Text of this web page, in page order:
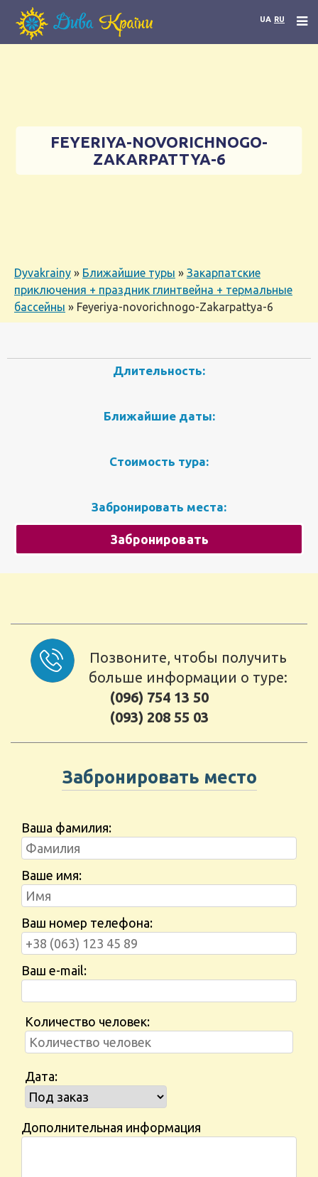
UA RU
FEYERIYA-NOVORICHNOGO-
ZAKARPATTYA-6
Dyvakrainy » Ближайшие туры » Закарпатские
приключения + праздник глинтвейна + термальные
бассейны » Feyeriya-novorichnogo-Zakarpattya-6
Длительность:
Ближайшие даты:
Стоимость тура:
Забронировать места:
Забронировать
Позвоните, чтобы получить
больше информации о туре:
(096) 754 13 50
(093) 208 55 03
Забронировать место
Ваша фамилия:
Ваше имя:
Ваш номер телефона:
Ваш e-mail:
Количество человек:
Дата:
Дополнительная информация